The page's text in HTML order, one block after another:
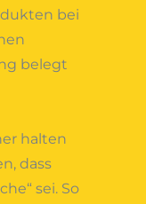
bei
belegt
halten
dass
sei. So